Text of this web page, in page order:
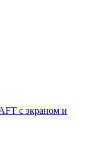
с экраном и